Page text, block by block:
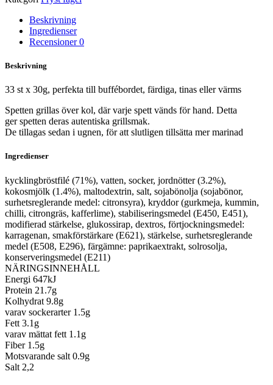
Beskrivning
Ingredienser
Recensioner0
Beskrivning
33 st x 30g, perfekta till buffébordet, färdiga, tinas eller värms
Spetten grillas över kol, där varje spett vänds för hand. Detta
ger spetten deras autentiska grillsmak.
De tillagas sedan i ugnen, för att slutligen tillsätta mer marinad
Ingredienser
kycklingbröstfilé (71%), vatten, socker, jordnötter (3.2%),
kokosmjölk (1.4%), maltodextrin, salt, sojabönolja (sojabönor,
surhetsreglerande medel: citronsyra), kryddor (gurkmeja, kummin,
chilli, citrongräs, kafferlime), stabiliseringsmedel (E450, E451),
modifierad stärkelse, glukossirap, dextros, förtjockningsmedel:
karragenan, smakförstärkare (E621), stärkelse, surhetsreglerande
medel (E508, E296), färgämne: paprikaextrakt, solrosolja,
konserveringsmedel (E211)
NÄRINGSINNEHÅLL
Energi 647kJ
Protein 21.7g
Kolhydrat 9.8g
varav sockerarter 1.5g
Fett 3.1g
varav mättat fett 1.1g
Fiber 1.5g
Motsvarande salt 0.9g
Salt 2,2